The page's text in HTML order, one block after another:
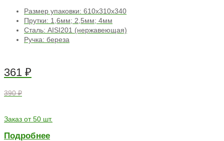
Размер упаковки: 610х310х340
Прутки: 1,6мм; 2,5мм; 4мм
Сталь: AISI201 (нержавеющая)
Ручка: береза
361 ₽
390 ₽
Заказ от 50 шт.
Подробнее